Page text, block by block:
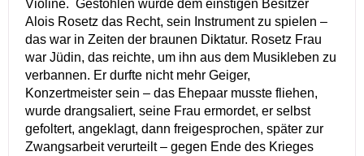
Violine. Gestohlen wurde dem einstigen Besitzer
Alois Rosetz das Recht, sein Instrument zu spielen –
das war in Zeiten der braunen Diktatur. Rosetz Frau
war Jüdin, das reichte, um ihn aus dem Musikleben zu
verbannen. Er durfte nicht mehr Geiger,
Konzertmeister sein – das Ehepaar musste fliehen,
wurde drangsaliert, seine Frau ermordet, er selbst
gefoltert, angeklagt, dann freigesprochen, später zur
Zwangsarbeit verurteilt – gegen Ende des Krieges